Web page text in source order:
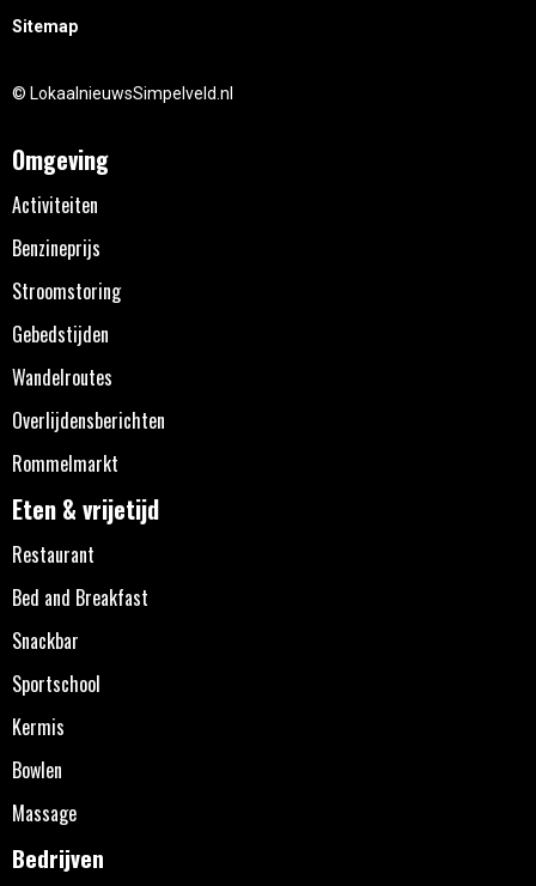
Sitemap
© LokaalnieuwsSimpelveld.nl
Omgeving
Activiteiten
Benzineprijs
Stroomstoring
Gebedstijden
Wandelroutes
Overlijdensberichten
Rommelmarkt
Eten & vrijetijd
Restaurant
Bed and Breakfast
Snackbar
Sportschool
Kermis
Bowlen
Massage
Bedrijven